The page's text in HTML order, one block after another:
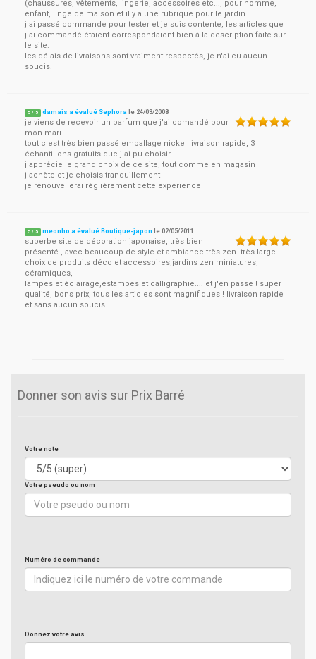
(chaussures, vêtements, lingerie, accessoires etc..., pour homme,
enfant, linge de maison et il y a une rubrique pour le jardin.
j'ai passé commande pour tester et je suis contente, les articles que
j'ai commandé étaient correspondaient bien à la description faite sur
le site.
les délais de livraisons sont vraiment respectés, je n'ai eu aucun
soucis.
5 / 5 damais a évalué Sephora le 24/03/2008
je viens de recevoir un parfum que j'ai comandé pour
mon mari
tout c'est très bien passé emballage nickel livraison rapide, 3
échantillons gratuits que j'ai pu choisir
j'apprécie le grand choix de ce site, tout comme en magasin
j'achète et je choisis tranquillement
je renouvellerai réglièrement cette expérience
5 / 5 meonho a évalué Boutique-japon le02/05/2011
superbe site de décoration japonaise, très bien
présenté , avec beaucoup de style et ambiance très zen. très large
choix de produits déco et accessoires,jardins zen miniatures,
céramiques,
lampes et éclairage,estampes et calligraphie.... et j'en passe ! super
qualité, bons prix, tous les articles sont magnifiques ! livraison rapide
et sans aucun soucis .
Donner son avis sur Prix Barré
Votre note
Votre pseudo ou nom
Numéro de commande
Donnez votre avis